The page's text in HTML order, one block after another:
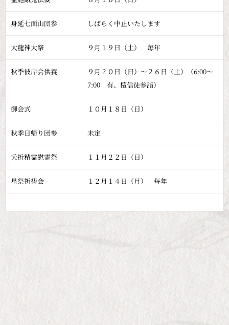
身延七面山団参 しばらく中止いたします
大龍神大祭 ９月１９日（土） 毎年
秋季彼岸会供養
９月２０日（日）～２６日（土）（6:00～
7:00 有、檀信徒参詣）
御会式 １０月１８日（日）
秋季日帰り団参 未定
夭折精霊慰霊祭 １１月２２日（日）
星祭祈祷会 １２月１４日（月） 毎年